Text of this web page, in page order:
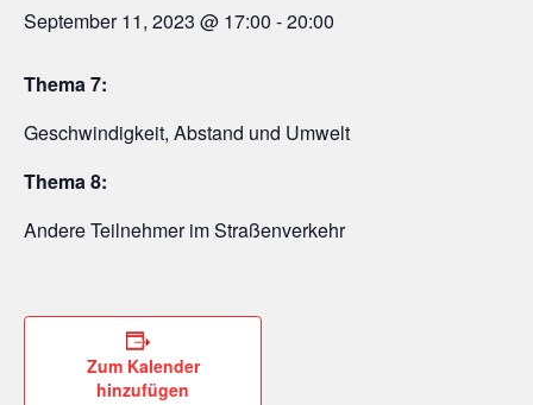
September 11, 2023 @ 17:00 -20:00
Thema 7:
Geschwindigkeit, Abstand und Umwelt
Thema 8:
Andere Teilnehmer im Straßenverkehr
Zum Kalender
hinzufügen